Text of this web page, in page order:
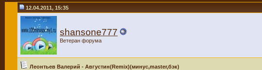
12.04.2011, 15:35
shansone777
Ветеран форума
Леонтьев Валерий - Августин(Remix)(минус,master,бэк)